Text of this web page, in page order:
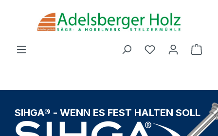
Zum Hauptinhalt springen
Du hast 0
SIHGA® - WENN ES FEST HALTEN SOLL